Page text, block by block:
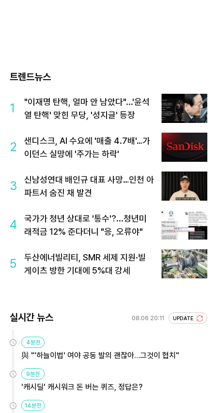
트렌드뉴스
1
"이재명 탄핵, 얼마 안 남았다"...'윤석
열 탄핵' 맞힌 무당, '성지글' 등장
2
샌디스크, AI 수요에 '매출 4.7배'…가
이던스 실망에 '주가는 하락'
3
신남성연대 배인규 대표 사망…인천 아
파트서 숨진 채 발견
4
국가가 청년 상대로 '통수'?...청년미
래적금 12% 준다더니 "응, 오류야"
5
두산에너빌리티, SMR 세제 지원·빌
게이츠 방한 기대에 5%대 강세
실시간 뉴스 08.06 20:11 UPDATE
4분전
與 "'하늘이법' 여야 공동 발의 괜찮아…그것이 협치"
9분전
'캐시딜' 캐시워크 돈 버는 퀴즈, 정답은?
14분전